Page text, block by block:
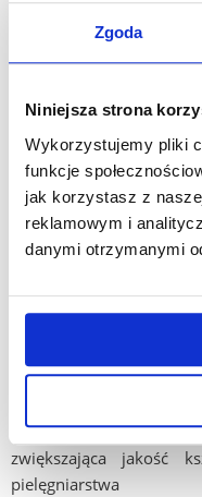
Zgoda
Niniejsza strona
Wykorzystujemy pliki
funkcje
jak korzystasz z
reklamowym i
danymi otrzymanymi
Temat
Więch P.
Tytuł pracy:Wirtualny
Organizator:UJK w
I-sza
zwiększająca jakość
pielęgniarstwa